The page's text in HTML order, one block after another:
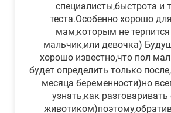
специалисты,быстрота и
теста.Особенно хорошо
мам,которым не терпится
мальчик,или девочка)
хорошо известно,что пол
будет определить только
месяца беременности)но
узнать,как